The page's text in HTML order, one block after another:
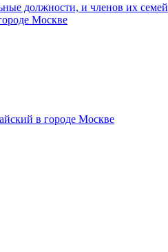
должности, и членов их семей
Москве
в городе Москве